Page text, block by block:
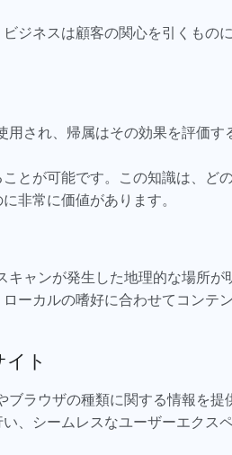
ジネスは顧客の関心を引くもの
され、帰属はその効果を評価す
とが可能です。この知識は、ど
非常に価値があります。
ャンが発生した地理的な場所
ーカルの嗜好に合わせてコンテ
ト
ラウザの種類に関する情報を
、シームレスなユーザーエクス